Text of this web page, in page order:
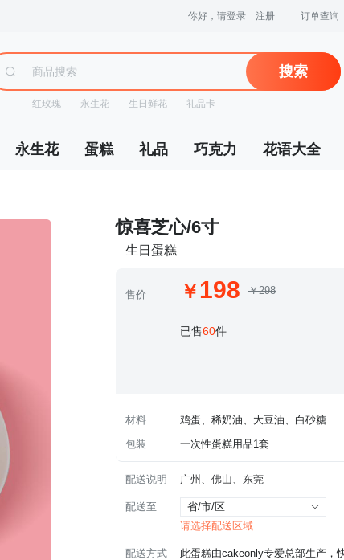
你好，请登录 注册 订单查询
搜索
红玫瑰 永生花 生日鲜花 礼品卡
永生花 蛋糕 礼品 巧克力 花语大全
惊喜芝心/6寸
生日蛋糕
售价 198 ￥298
已售60件
材料
鸡蛋、稀奶油、大豆油、白砂糖
包装
一次性蛋糕用品1套
配送说明 广州、佛山、东莞
配送至
省/市/区
请选择配送区域
配送方式 此蛋糕由cakeonly专爱总部生产，